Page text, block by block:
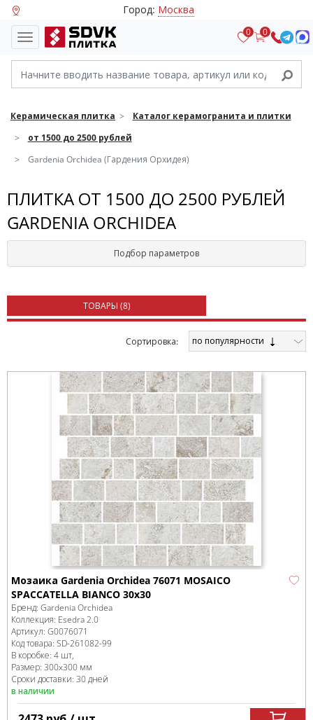
Город: Москва
0 0
Керамическая плитка
Каталог керамогранита и плитки
от 1500 до 2500 рублей
Gardenia Orchidea (Гардения Орхидея)
ПЛИТКА ОТ 1500 ДО 2500 РУБЛЕЙ
GARDENIA ORCHIDEA
Подбор параметров
ТОВАРЫ (8)
Cортировка: по популярности
Мозаика Gardenia Orchidea 76071 MOSAICO
SPACCATELLA BIANCO 30x30
Бренд: Gardenia Orchidea
Коллекция: Esedra 2.0
Артикул: G0076071
Код товара: SD-261082-99
В коробке: 4 шт,
Размер: 300x300 мм
Сроки доставки: 30 дней
в наличии